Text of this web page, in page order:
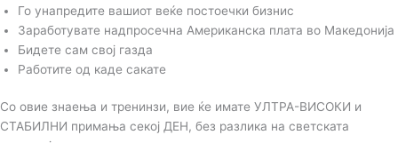
Го унапредите вашиот веќе постоечки бизнис
Заработувате надпросечна Американска плата во Македонија
Бидете сам свој газда
Работите од каде сакате
Со овие знаења и тренинзи, вие ќе имате УЛТРА-ВИСОКИ и
СТАБИЛНИ примања секој ДЕН, без разлика на светската